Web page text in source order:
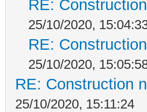
RE:
25/10/2020,
RE:
25/10/2020,
RE: Construction
25/10/2020, 15:11:24